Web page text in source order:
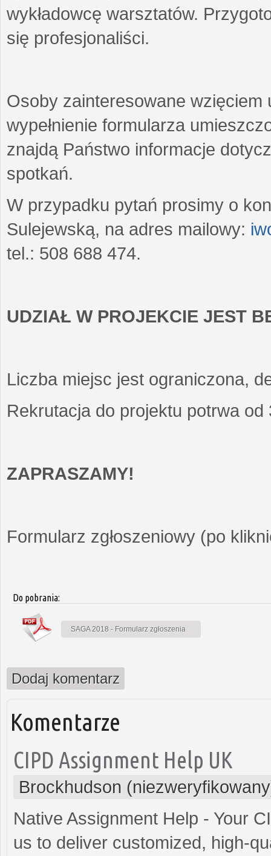
wykładowcę warsztatów.
się profesjonaliści.
Osoby zainteresowane wzięciem
wypełnienie formularza
znajdą Państwo informacje
spotkań.
W przypadku pytań prosimy o
Sulejewską, na adres mailowy:
tel.: 508 688 474.
UDZIAŁ W PROJEKCIE JEST
Liczba miejsc jest ograniczona,
Rekrutacja do projektu potrwa
ZAPRASZAMY!
Formularz zgłoszeniowy (po
Do pobrania:
SAGA 2018 - Formularz zgłoszenia
Dodaj komentarz
Komentarze
CIPD Assignment Help UK
Brockhudson
Native Assignment Help - Your
us to deliver customized, high-